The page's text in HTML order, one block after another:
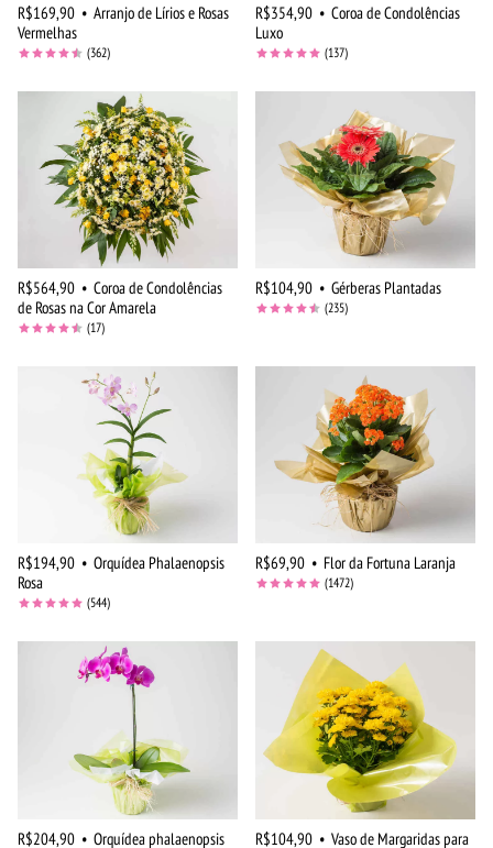
R$169,90 • Arranjo de Lírios e Rosas
Vermelhas
(362)
R$354,90 • Coroa de Condolências
Luxo
(137)
R$564,90 • Coroa de Condolências
de Rosas na Cor Amarela
(17)
R$104,90 • Gérberas Plantadas
(235)
R$194,90 • Orquídea Phalaenopsis
Rosa
(544)
R$69,90 • Flor da Fortuna Laranja
(1472)
R$204,90 • Orquídea phalaenopsis
R$104,90 • Vaso de Margaridas para